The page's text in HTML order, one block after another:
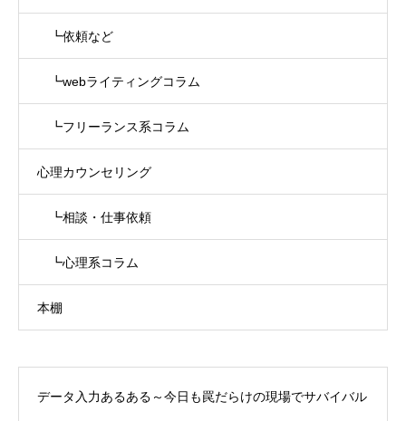
┗依頼など
┗webライティングコラム
┗フリーランス系コラム
心理カウンセリング
┗相談・仕事依頼
┗心理系コラム
本棚
データ入力あるある～今日も罠だらけの現場でサバイバル